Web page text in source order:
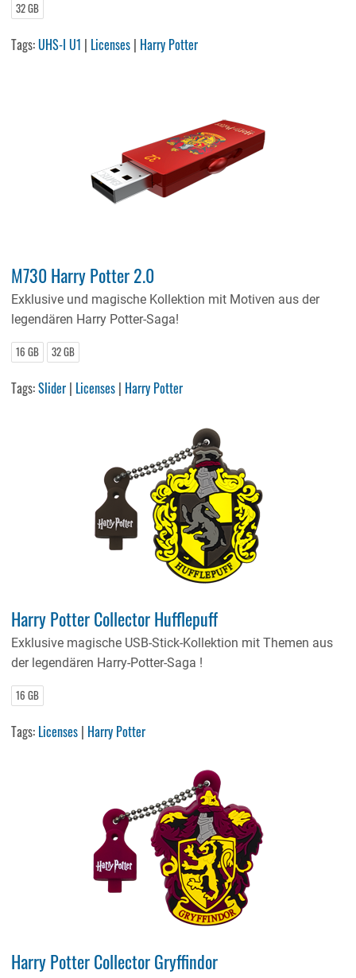
32 GB
Tags:UHS-I U1 | Licenses | Harry Potter
M730 Harry Potter 2.0
Exklusive und magische Kollektion mit Motiven aus der
legendären Harry Potter-Saga!
16 GB 32 GB
Tags:Slider | Licenses | Harry Potter
Harry Potter Collector Hufflepuff
Exklusive magische USB-Stick-Kollektion mit Themen aus
der legendären Harry-Potter-Saga !
16 GB
Tags: Licenses | Harry Potter
Harry Potter Collector Gryffindor